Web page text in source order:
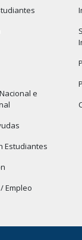
e
Estudiantes
Empleo